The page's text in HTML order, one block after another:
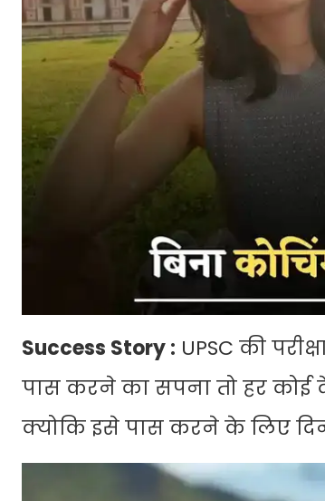
Success Story : UPSC की
पास करने का सपना तो हर कोई
क्योकि इसे पास करने के लिए